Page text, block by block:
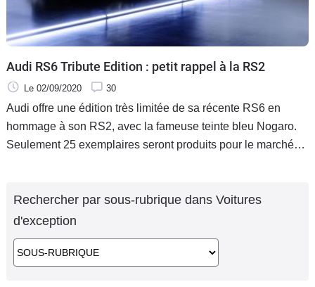
Audi RS6 Tribute Edition : petit rappel à la RS2
Le 02/09/2020 30
Audi offre une édition très limitée de sa récente RS6 en
hommage à son RS2, avec la fameuse teinte bleu Nogaro.
Seulement 25 exemplaires seront produits pour le marché
Rechercher par sous-rubrique dans Voitures
d'exception